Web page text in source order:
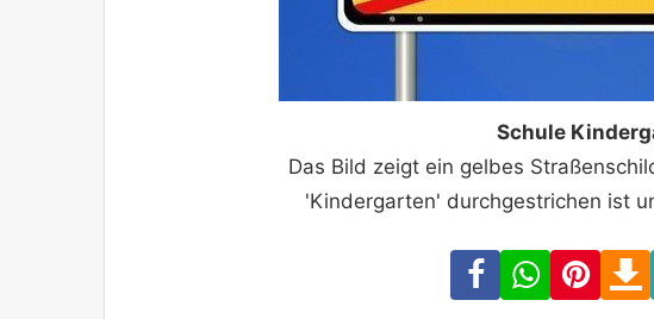
Schule
Das Bild zeigt ein gelbes
'Kindergarten' durchgestrichen ist
FacebookWhatsApp